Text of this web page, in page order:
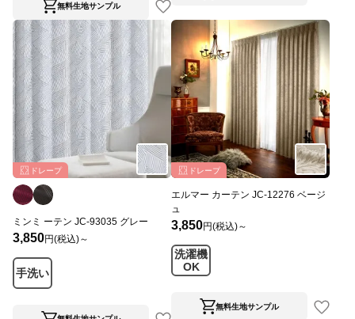
無料生地サンプル
ドレープ
ミンミ ーテン JC-93035 グレー
3,850円(税込)～
手洗い
ドレープ
エルマー カーテン JC-12276 ベージ
ュ
3,850円(税込)～
洗濯機
OK
無料生地サンプル